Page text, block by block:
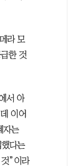
라 모
한 것
서 아
이어
자는
다는
”이라